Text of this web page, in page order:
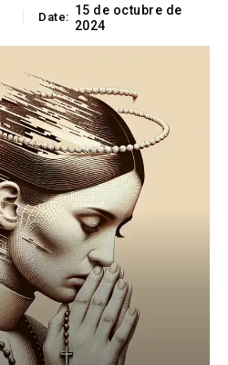
Date: 15 de octubre de
2024